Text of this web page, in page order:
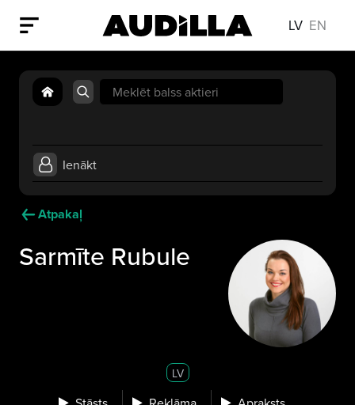
LV EN
Search
for:
Ienākt
Atpakaļ
Sarmīte Rubule
LV